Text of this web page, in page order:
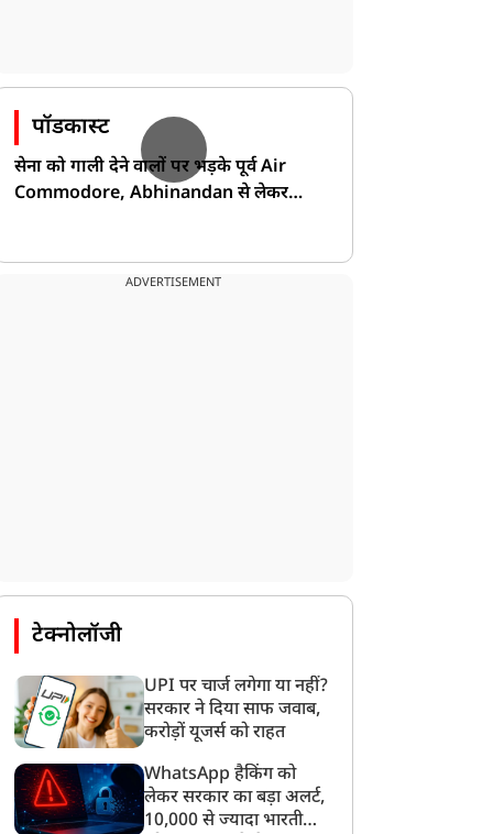
पॉडकास्ट
सेना को गाली देने वालों पर भड़के पूर्व Air
Commodore, Abhinandan से लेकर
ADVERTISEMENT
टेक्नोलॉजी
UPI पर चार्ज लगेगा या नहीं?
सरकार ने दिया साफ जवाब,
करोड़ों यूजर्स को राहत
WhatsApp हैकिंग को
लेकर सरकार का बड़ा अलर्ट,
10,000 से ज्यादा भारतीयों